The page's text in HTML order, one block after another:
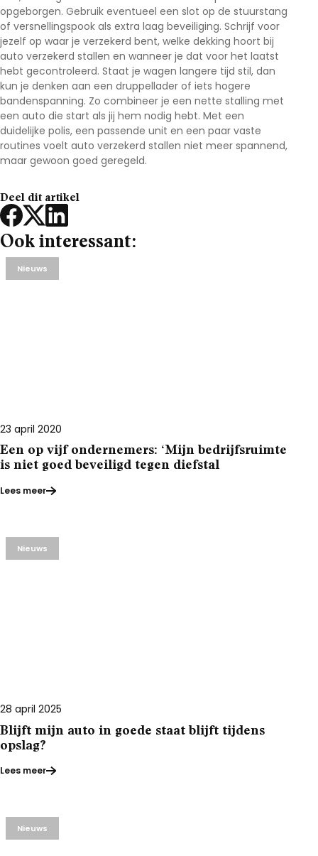
opgeborgen. Gebruik eventueel een slot op de stuurstang
of versnellingspook als extra laag beveiliging. Schrijf voor
jezelf op waar je verzekerd bent, welke dekking hoort bij
auto verzekerd stallen en wanneer je dat voor het laatst
hebt gecontroleerd. Staat je wagen langere tijd stil, dan
kun je denken aan een druppellader of iets hogere
bandenspanning. Zo combineer je een nette stalling met
een auto die start als jij hem nodig hebt. Met een
duidelijke polis, een passende unit en een paar vaste
routines voelt auto verzekerd stallen niet meer spannend,
maar gewoon goed geregeld.
Deel dit artikel
Ook interessant:
23 april 2020
Een op vijf ondernemers: ‘Mijn bedrijfsruimte
is niet goed beveiligd tegen diefstal
Lees meer
Nieuws
28 april 2025
Blijft mijn auto in goede staat blijft tijdens
opslag?
Lees meer
Nieuws
Nieuws